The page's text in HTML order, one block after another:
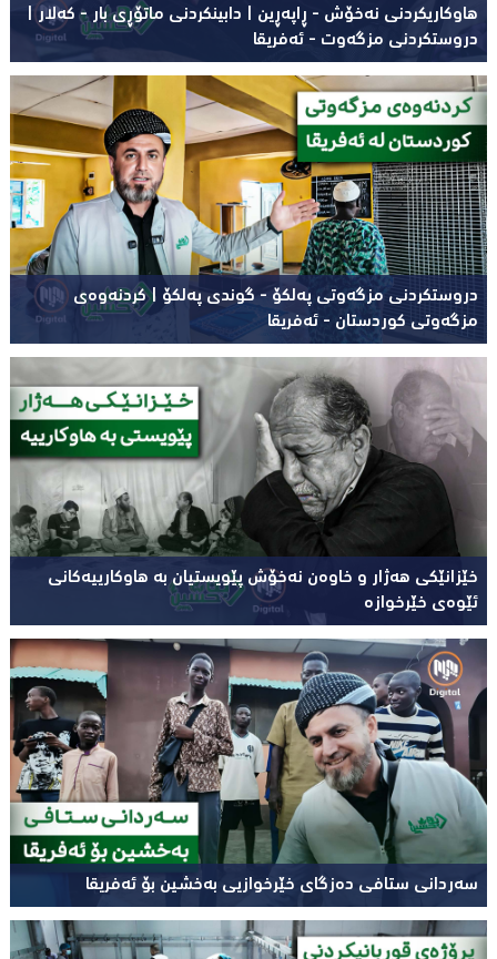
هاوکاریکردنى نەخۆش - ڕاپەڕین | دابینکردنی ماتۆڕی بار - کەلار |
دروستکردنی مزگەوت - ئەفریقا
دروستکردنی مزگەوتی پەلکۆ - گوندی پەلکۆ | کردنەوەی
مزگەوتی کوردستان - ئەفریقا
خێزانێکی هەژار و خاوەن نەخۆش پێویستیان بە هاوکارییەکانی
ئێوەی خێرخوازە
سەردانی ستافی دەزگای خێرخوازیی بەخشین بۆ ئەفریقا